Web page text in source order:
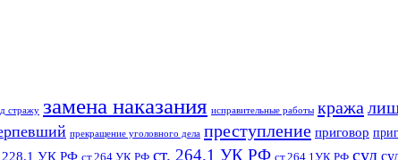
стражу замена наказания исправительные работы кража
прекращение уголовного дела преступление приговор
228.1 УК РФ ст.264 УК РФ ст. 264.1 УК РФ ст.264.1УК РФ суд